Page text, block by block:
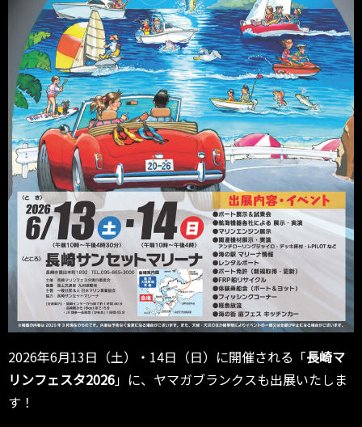
2026年6月13日（土）・14日（日）に開催される「長崎マ
リンフェスタ2026」に、ヤマガブランクスも出展いたしま
す！